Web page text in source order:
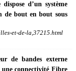
d’un système
de bout en bout sous
et-de-la,37215.html
de bandes externe
connectivité Fibre